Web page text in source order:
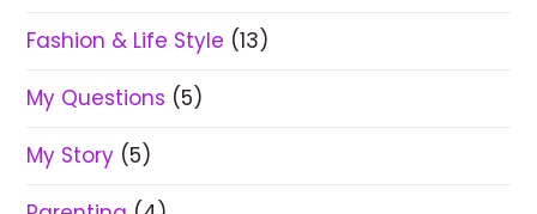
Fashion & Life Style (13)
My Questions (5)
My Story (5)